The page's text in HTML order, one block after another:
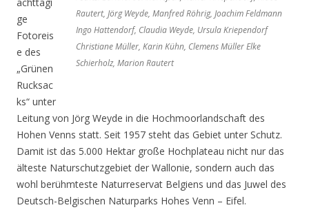
Rautert, Jörg Weyde, Manfred Röhrig, Joachim Feldmann
Ingo Hattendorf, Claudia Weyde, Ursula Kriependorf
Christiane Müller, Karin Kühn, Clemens Müller Elke
Schierholz, Marion Rautert
ge
Fotoreis
e des
„Grünen
Rucksac
ks“ unter
Leitung von Jörg Weyde in die Hochmoorlandschaft des
Hohen Venns statt. Seit 1957 steht das Gebiet unter Schutz.
Damit ist das 5.000 Hektar große Hochplateau nicht nur das
älteste Naturschutzgebiet der Wallonie, sondern auch das
wohl berühmteste Naturreservat Belgiens und das Juwel des
Deutsch-Belgischen Naturparks Hohes Venn – Eifel.